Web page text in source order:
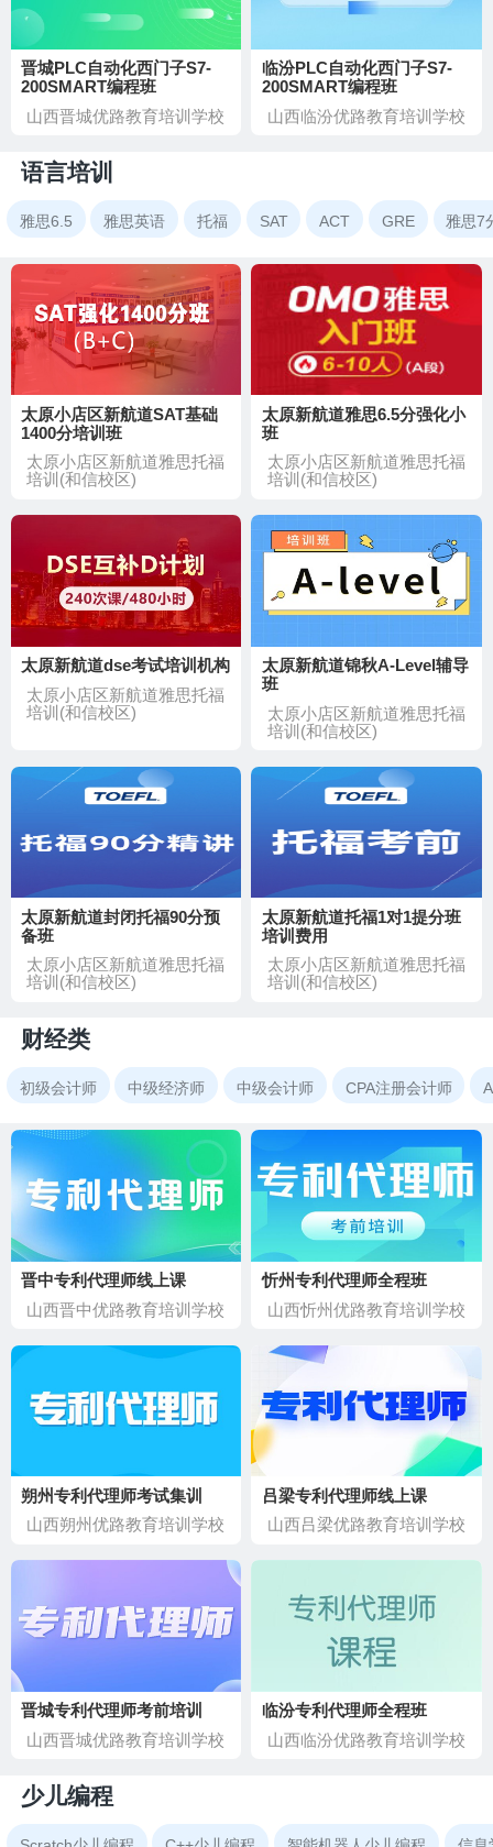
晋城PLC自动化西门子S7-
200SMART编程班
山西晋城优路教育培训学校
临汾PLC自动化西门子S7-
200SMART编程班
山西临汾优路教育培训学校
语言培训
雅思6.5 雅思英语 托福 SAT ACT GRE 雅思7
太原小店区新航道SAT基础
1400分培训班
太原小店区新航道雅思托福
培训(和信校区)
太原新航道雅思6.5分强化小
班
太原小店区新航道雅思托福
培训(和信校区)
太原新航道dse考试培训机构
太原小店区新航道雅思托福
培训(和信校区)
太原新航道锦秋A-Level辅导
班
太原小店区新航道雅思托福
培训(和信校区)
太原新航道封闭托福90分预
备班
太原小店区新航道雅思托福
培训(和信校区)
太原新航道托福1对1提分班
培训费用
太原小店区新航道雅思托福
培训(和信校区)
财经类
初级会计师 中级经济师 中级会计师 CPA注册会计师
晋中专利代理师线上课
山西晋中优路教育培训学校
忻州专利代理师全程班
山西忻州优路教育培训学校
朔州专利代理师考试集训
山西朔州优路教育培训学校
吕梁专利代理师线上课
山西吕梁优路教育培训学校
晋城专利代理师考前培训
山西晋城优路教育培训学校
临汾专利代理师全程班
山西临汾优路教育培训学校
少儿编程